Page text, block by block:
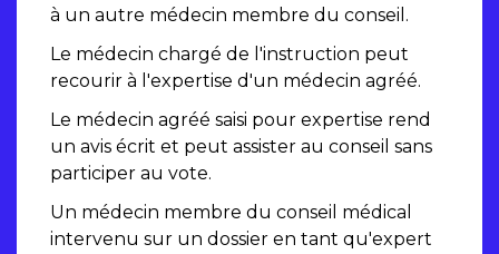
à un autre médecin membre du conseil.
Le médecin chargé de l'instruction peut
recourir à l'expertise d'un médecin agréé.
Le médecin agréé saisi pour expertise rend
un avis écrit et peut assister au conseil sans
participer au vote.
Un médecin membre du conseil médical
intervenu sur un dossier en tant qu'expert